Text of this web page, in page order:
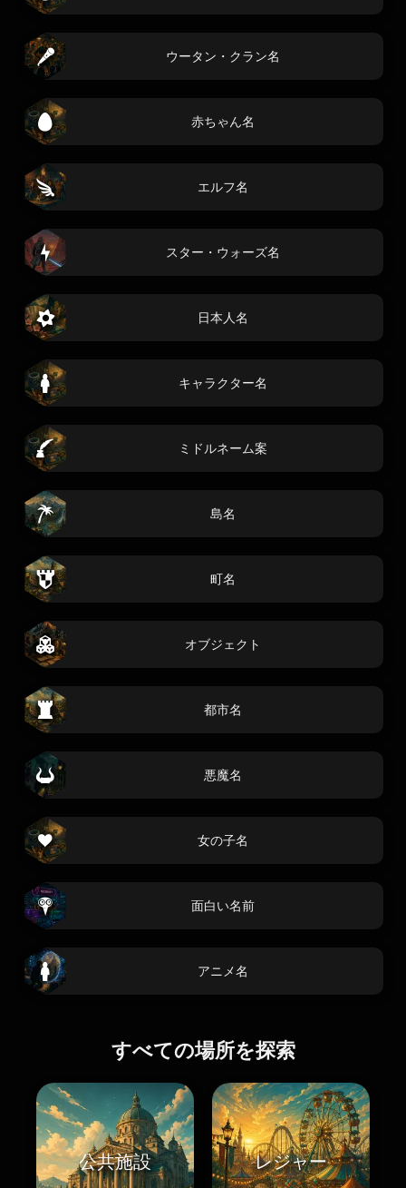
ウータン・クラン名
赤ちゃん名
エルフ名
スター・ウォーズ名
日本人名
キャラクター名
ミドルネーム案
島名
町名
オブジェクト
都市名
悪魔名
女の子名
面白い名前
アニメ名
すべての場所を探索
公共施設 レジャー